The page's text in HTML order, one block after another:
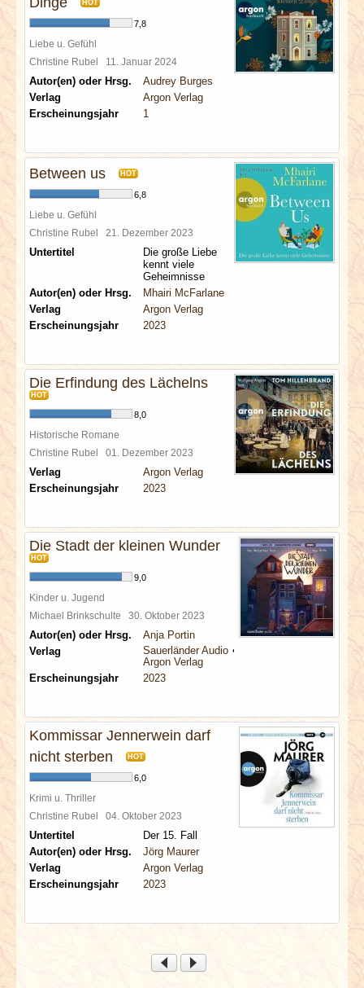
HOT
7,8
Liebe u. Gefühl
Christine Rubel 11. Januar 2024
Autor(en) oder Hrsg.
Audrey Burges
Verlag
Argon Verlag
Erscheinungsjahr
1
Between us HOT
6,8
Liebe u. Gefühl
Christine Rubel 21. Dezember 2023
Untertitel
Die große Liebe
kennt viele
Geheimnisse
Autor(en) oder Hrsg.
Mhairi McFarlane
Verlag
Argon Verlag
Erscheinungsjahr
2023
Die Erfindung des Lächelns
HOT
8,0
Historische Romane
Christine Rubel 01. Dezember 2023
Verlag
Argon Verlag
Erscheinungsjahr
2023
Die Stadt der kleinen Wunder
HOT
9,0
Kinder u. Jugend
Michael Brinkschulte 30. Oktober 2023
Autor(en) oder Hrsg.
Anja Portin
Verlag
Sauerländer Audio
Argon Verlag
Erscheinungsjahr
2023
Kommissar Jennerwein darf
nicht sterben
HOT
6,0
Krimi u. Thriller
Christine Rubel 04. Oktober 2023
Untertitel
Der 15. Fall
Autor(en) oder Hrsg.
Jörg Maurer
Verlag
Argon Verlag
Erscheinungsjahr
2023